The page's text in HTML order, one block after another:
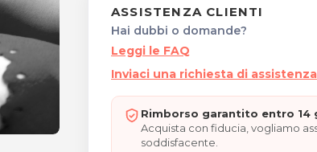
ASSISTENZA CLIENTI
Hai dubbi o domande?
Leggi le FAQ
Inviaci una richiesta di assistenza
Rimborso garantito entro 14
Acquista con fiducia, vogliamo
soddisfacente.